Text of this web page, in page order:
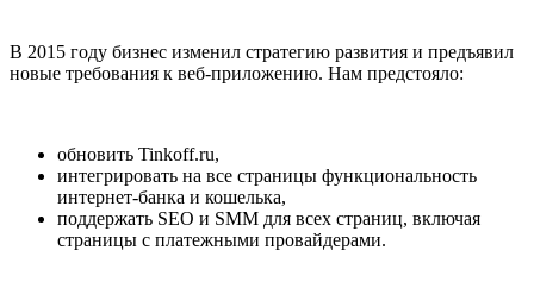
В 2015 году бизнес изменил стратегию развития и предъявил
новые требования к веб-приложению. Нам предстояло:
обновить Tinkoff.ru,
интегрировать на все страницы функциональность
интернет-банка и кошелька,
поддержать SEO и SMM для всех страниц, включая
страницы с платежными провайдерами.